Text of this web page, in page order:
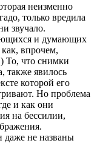
неизменно
только вредила
звучало.
и думающих
впрочем,
То, что снимки
также явилось
которой его
Но проблема
и как они
на бессилии,
даже не названы